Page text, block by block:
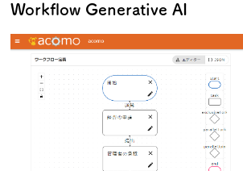
Workflow Generative AI